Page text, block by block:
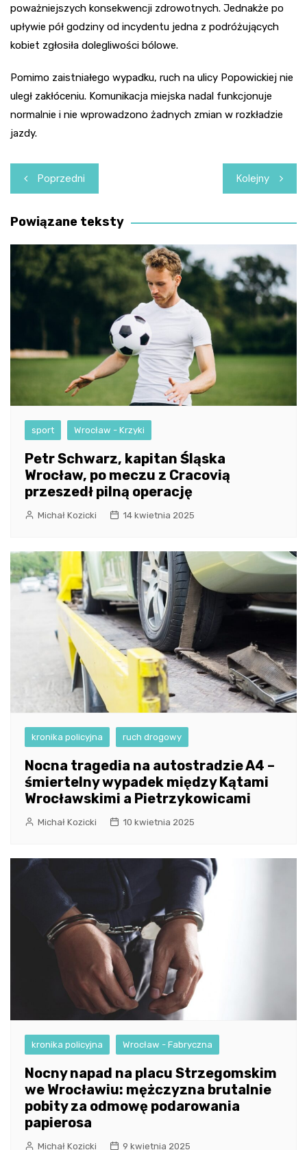
poważniejszych konsekwencji zdrowotnych. Jednakże po
upływie pół godziny od incydentu jedna z podróżujących
kobiet zgłosiła dolegliwości bólowe.
Pomimo zaistniałego wypadku, ruch na ulicy Popowickiej nie
uległ zakłóceniu. Komunikacja miejska nadal funkcjonuje
normalnie i nie wprowadzono żadnych zmian w rozkładzie
jazdy.
Nawigacja
wpisu
Poprzedni Kolejny
Powiązane teksty
sport Wrocław - Krzyki
Petr Schwarz, kapitan Śląska
Wrocław, po meczu z Cracovią
przeszedł pilną operację
Michał Kozicki 14 kwietnia 2025
kronika policyjna ruch drogowy
Nocna tragedia na autostradzie A4 –
śmiertelny wypadek między Kątami
Wrocławskimi a Pietrzykowicami
Michał Kozicki 10 kwietnia 2025
kronika policyjna Wrocław - Fabryczna
Nocny napad na placu Strzegomskim
we Wrocławiu: mężczyzna brutalnie
pobity za odmowę podarowania
papierosa
Michał Kozicki 9 kwietnia 2025